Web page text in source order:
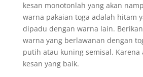
kesan monotonlah yang akan
warna pakaian toga adalah hitam
dipadu dengan warna lain.
warna yang berlawanan dengan
putih atau kuning semisal. Karena
kesan yang baik.